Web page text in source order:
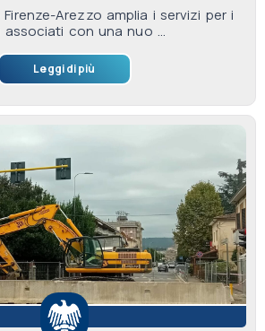
Arezzo amplia i servizi per i
associati con una nuo ...
Leggi di più